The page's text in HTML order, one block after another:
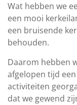
Wat hebben we
een mooi
een bruisende
behouden.
Daarom hebben
afgelopen tijd
activiteiten
dat we gewend